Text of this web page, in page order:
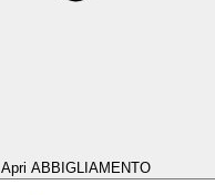
Apri ABBIGLIAMENTO